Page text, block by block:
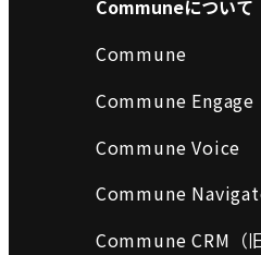
Communeについて
Commune
Commune Engage
Commune Voice
Commune
Commune CRM（